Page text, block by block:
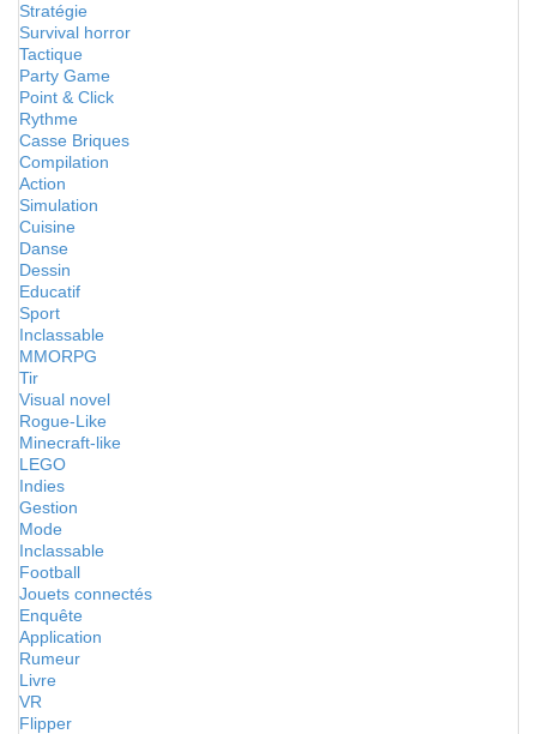
Stratégie
Survival horror
Tactique
Party Game
Point & Click
Rythme
Casse Briques
Compilation
Action
Simulation
Cuisine
Danse
Dessin
Educatif
Sport
Inclassable
MMORPG
Tir
Visual novel
Rogue-Like
Minecraft-like
LEGO
Indies
Gestion
Mode
Inclassable
Football
Jouets connectés
Enquête
Application
Rumeur
Livre
VR
Flipper